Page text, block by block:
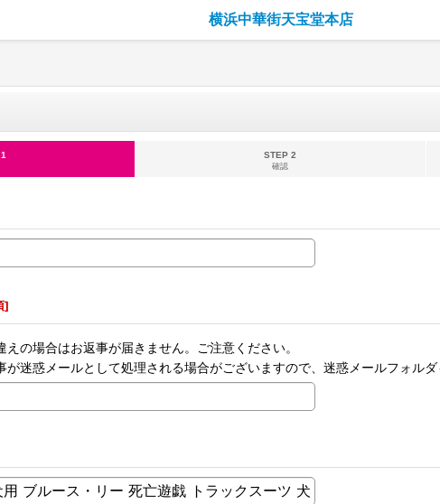
横浜中華街天宝堂本店
STEP 2
確認
]
えの場合はお返事が届きません。ご注意ください。
が迷惑メールとして処理される場合がございますので、迷惑メールフォルダ